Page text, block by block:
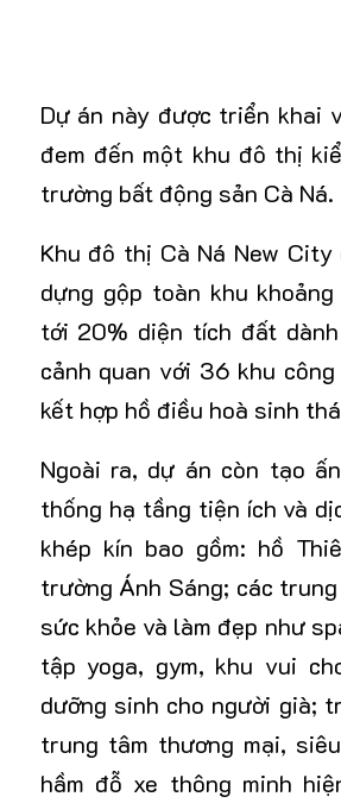
Dự án này được triển khai
đem đến một khu đô thị
trường bất động sản Cà Ná.
Khu đô thị Cà Ná New City
dựng gộp toàn khu
tới 20% diện tích đất
cảnh quan với 36 khu
kết hợp hồ điều hoà sinh
Ngoài ra, dự án còn tạo
thống hạ tầng tiện ích và
khép kín bao gồm: hồ
trường Ánh Sáng; các
sức khỏe và làm đẹp như
tập yoga, gym, khu vui
dưỡng sinh cho người già;
trung tâm thương mại,
hầm đỗ xe thông minh